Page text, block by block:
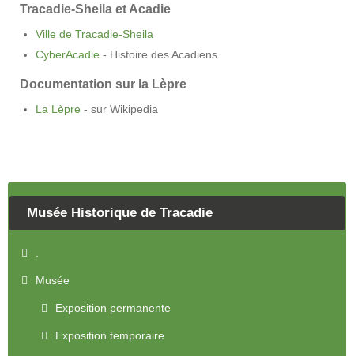
Tracadie-Sheila et Acadie
Ville de Tracadie-Sheila
CyberAcadie - Histoire des Acadiens
Documentation sur la Lèpre
La Lèpre - sur Wikipedia
Musée Historique de Tracadie
Musée
Exposition permanente
Exposition temporaire